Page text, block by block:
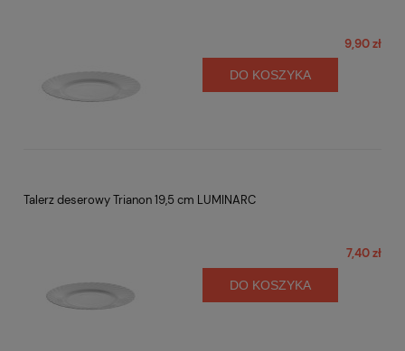
9,90 zł
DO KOSZYKA
Talerz deserowy Trianon 19,5 cm LUMINARC
7,40 zł
DO KOSZYKA